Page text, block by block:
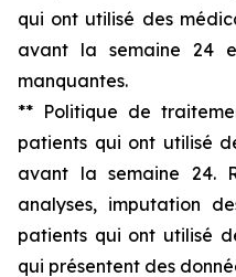
qui ont utilisé des
avant la semaine 24
manquantes.
** Politique de
patients qui ont utilisé
avant la semaine 24.
analyses, imputation
patients qui ont utilisé
qui présentent des